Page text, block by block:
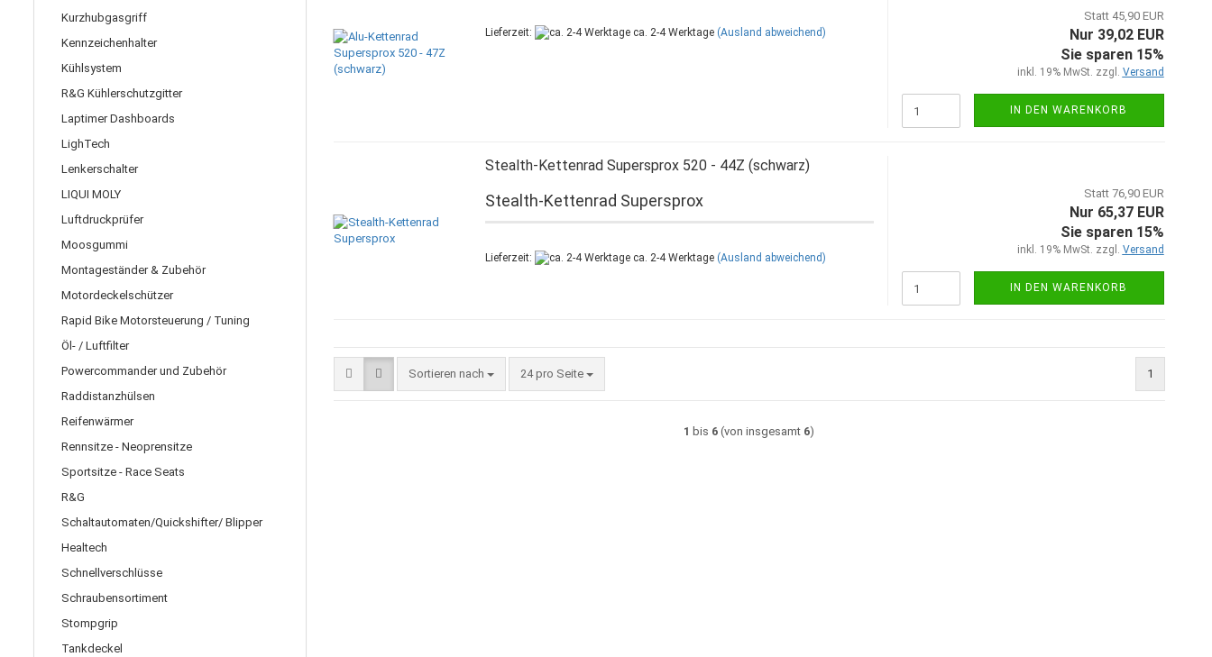
Lieferzeit: ca. 2-4 Werktage (Ausland abweichend)
Statt 45,90 EUR
Nur 39,02 EUR
Sie sparen 15%
inkl. 19% MwSt. zzgl. Versand
IN DEN WARENKORB
Stealth-Kettenrad Supersprox 520 - 44Z (schwarz)
Stealth-Kettenrad Supersprox
Lieferzeit: ca. 2-4 Werktage (Ausland abweichend)
Statt 76,90 EUR
Nur 65,37 EUR
Sie sparen 15%
inkl. 19% MwSt. zzgl. Versand
IN DEN WARENKORB
Sortieren nach
Sortieren nach 24 pro Seite
pro Seite 1
1 bis 6 (von insgesamt 6)
Kurzhubgasgriff
Kennzeichenhalter
Kühlsystem
R&G Kühlerschutzgitter
Laptimer Dashboards
LighTech
Lenkerschalter
LIQUI MOLY
Luftdruckprüfer
Moosgummi
Montageständer & Zubehör
Motordeckelschützer
Rapid Bike Motorsteuerung / Tuning
Öl- / Luftfilter
Powercommander und Zubehör
Raddistanzhülsen
Reifenwärmer
Rennsitze - Neoprensitze
Sportsitze - Race Seats
R&G
Schaltautomaten/Quickshifter/ Blipper
Healtech
Schnellverschlüsse
Schraubensortiment
Stompgrip
Tankdeckel